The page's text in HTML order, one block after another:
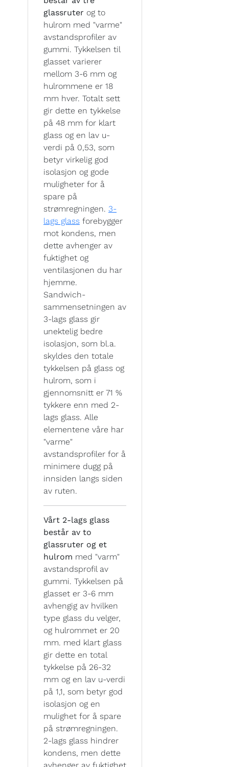
glassruter og to
hulrom med "varme"
avstandsprofiler av
gummi. Tykkelsen til
glasset varierer
mellom 3-6 mm og
hulrommene er 18
mm hver. Totalt sett
gir dette en tykkelse
på 48 mm for klart
glass og en lav u-
verdi på 0,53, som
betyr virkelig god
isolasjon og gode
muligheter for å
spare på
strømregningen. 3-
lags glass forebygger
mot kondens, men
dette avhenger av
fuktighet og
ventilasjonen du har
hjemme.
Sandwich-
sammensetningen av
3-lags glass gir
unektelig bedre
isolasjon, som bl.a.
skyldes den totale
tykkelsen på glass og
hulrom, som i
gjennomsnitt er 71 %
tykkere enn med 2-
lags glass. Alle
elementene våre har
"varme"
avstandsprofiler for å
minimere dugg på
innsiden langs siden
av ruten.
Vårt 2-lags glass
består av to
glassruter og et
hulrom med "varm"
avstandsprofil av
gummi. Tykkelsen på
glasset er 3-6 mm
avhengig av hvilken
type glass du velger,
og hulrommet er 20
mm. med klart glass
gir dette en total
tykkelse på 26-32
mm og en lav u-verdi
på 1,1, som betyr god
isolasjon og en
mulighet for å spare
på strømregningen.
2-lags glass hindrer
kondens, men dette